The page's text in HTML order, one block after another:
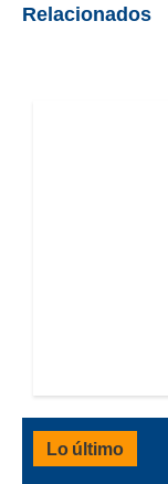
Relacionados
Lo último